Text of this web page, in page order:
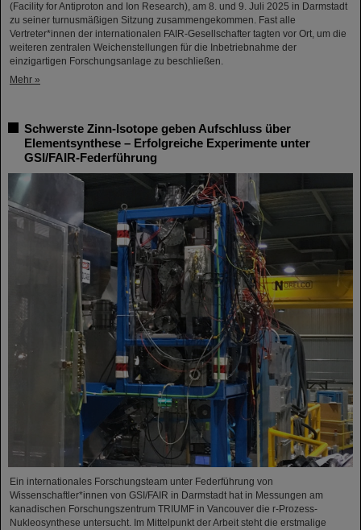
(Facility for Antiproton and Ion Research), am 8. und 9. Juli 2025 in Darmstadt
zu seiner turnusmäßigen Sitzung zusammengekommen. Fast alle
Vertreter*innen der internationalen FAIR-Gesellschafter tagten vor Ort, um die
weiteren zentralen Weichenstellungen für die Inbetriebnahme der
einzigartigen Forschungsanlage zu beschließen.
Mehr »
Schwerste Zinn-Isotope geben Aufschluss über
Elementsynthese – Erfolgreiche Experimente unter
GSI/FAIR-Federführung
Ein internationales Forschungsteam unter Federführung von
Wissenschaftler*innen von GSI/FAIR in Darmstadt hat in Messungen am
kanadischen Forschungszentrum TRIUMF in Vancouver die r-Prozess-
Nukleosynthese untersucht. Im Mittelpunkt der Arbeit steht die erstmalige